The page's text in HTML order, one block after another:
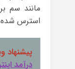
مانند سم
استرس شده
پیشنهاد
درآمد